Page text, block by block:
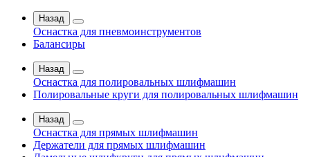
Назад
Оснастка для пневмоинструментов
Балансиры
Назад
Оснастка для полировальных шлифмашин
Полировальные круги для полировальных шлифмашин
Назад
Оснастка для прямых шлифмашин
Держатели для прямых шлифмашин